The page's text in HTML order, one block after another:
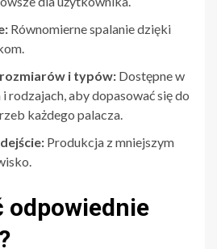
Równomierne spalanie dzięki
i typów: Dostępne w
rodzajach, aby dopasować się do
każdego palacza.
Produkcja z mniejszym
odpowiednie